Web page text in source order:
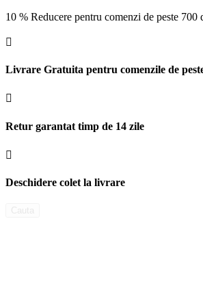
10 % Reducere pentru comenzi de peste 700

Livrare Gratuita pentru comenzile de

Retur garantat timp de 14 zile

Deschidere colet la livrare